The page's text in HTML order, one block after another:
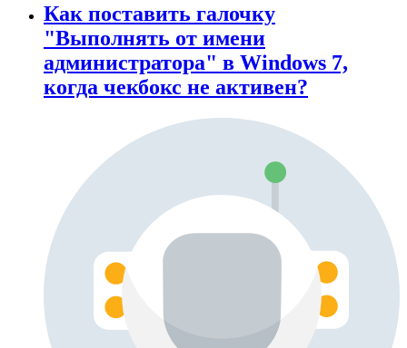
Как поставить галочку
"Выполнять от имени
администратора" в Windows 7,
когда чекбокс не активен?